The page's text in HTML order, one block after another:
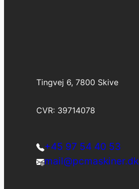
Tingvej 6, 7800 Skive
CVR: 39714078
+45 97 54 40 53
mail@pcmaskiner.dk